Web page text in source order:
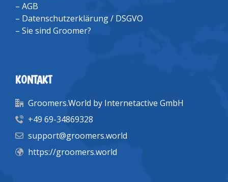
– AGB
– Datenschutzerklärung / DSGVO
– Sie sind Groomer?
KONTAKT
Groomers.World by Internetactive GmbH
+49 69-34869328
support@groomers.world
https://groomers.world